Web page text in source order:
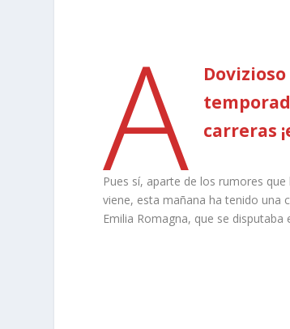
A
carreras
Pues sí, aparte de los rumores que
viene, esta mañana ha tenido una
Emilia Romagna, que se